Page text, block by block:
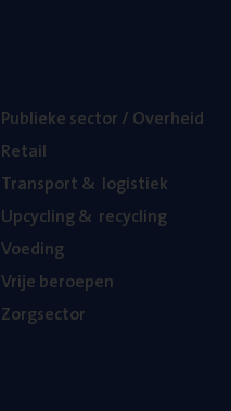
Publie­ke sec­tor / Overheid
Retail
Trans­port& logistiek
Upcy­cling& recycling
Voe­ding
Vrije beroe­pen
Zorg­sec­tor